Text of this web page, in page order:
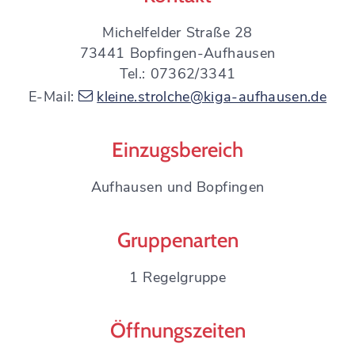
Michelfelder Straße 28
73441 Bopfingen-Aufhausen
Tel.: 07362/3341
E-Mail:
kleine.strolche@kiga-aufhausen.de
Einzugsbereich
Aufhausen und Bopfingen
Gruppenarten
1 Regelgruppe
Öffnungszeiten